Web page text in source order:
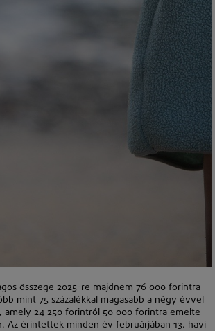
összege 2025-re majdnem 76 000 forintra
mint 75 százalékkal magasabb a négy évvel
amely 24 250 forintról 50 000 forintra emelte
Az érintettek minden év februárjában 13. havi